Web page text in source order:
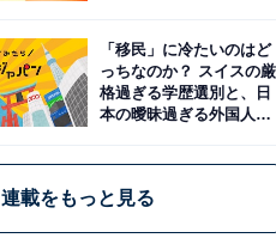
「移民」に冷たいのはど
っちなのか？ スイスの厳
格過ぎる学歴選別と、日
本の曖昧過ぎる外国人政
連載をもっと見る